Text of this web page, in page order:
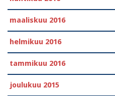
maaliskuu 2016
helmikuu 2016
tammikuu 2016
joulukuu 2015